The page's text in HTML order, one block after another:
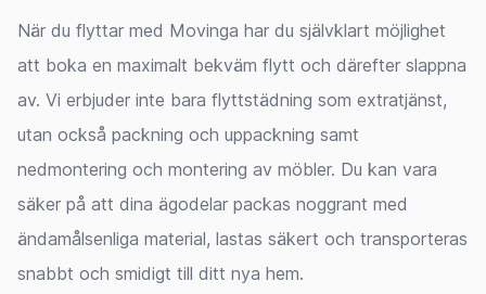
När du flyttar med Movinga har du självklart möjlighet
att boka en maximalt bekväm flytt och därefter slappna
av. Vi erbjuder inte bara flyttstädning som extratjänst,
utan också packning och uppackning samt
nedmontering och montering av möbler. Du kan vara
säker på att dina ägodelar packas noggrant med
ändamålsenliga material, lastas säkert och transporteras
snabbt och smidigt till ditt nya hem.